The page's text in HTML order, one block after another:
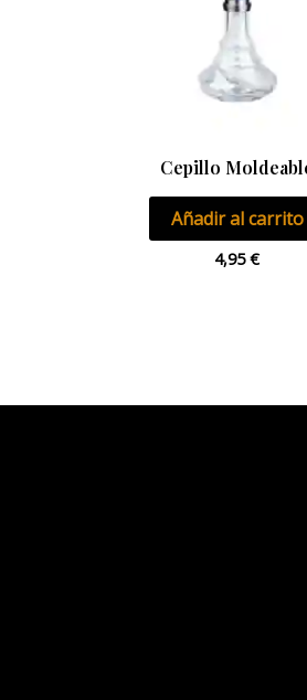
Cepillo
Añadir al carrito
4,95€